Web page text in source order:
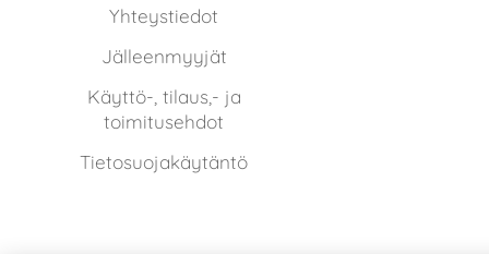
Yhteystiedot
Jälleenmyyjät
Käyttö-, tilaus,- ja
toimitusehdot
Tietosuojakäytäntö